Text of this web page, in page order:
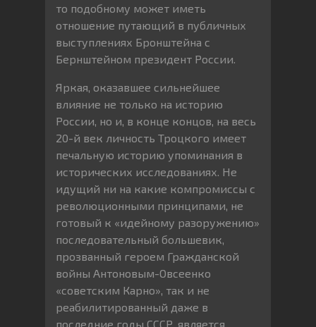
то подобному может иметь
отношение путающий в публичных
выступлениях Бронштейна с
Бернштейном президент России.
Яркая, оказавшее сильнейшее
влияние не только на историю
России, но и, в конце концов, на весь
20-й век личность Троцкого имеет
печальную историю упоминания в
исторических исследованиях. Не
идущий ни на какие компромиссы с
революционными принципами, не
готовый к «идейному разоружению»
последовательный большевик,
прозванный героем Гражданской
войны Антоновым-Овсеенко
«советским Карно», так и не
реабилитированный даже в
последние годы СССР, является